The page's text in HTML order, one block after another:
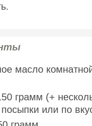
масло
грамм (+
или по